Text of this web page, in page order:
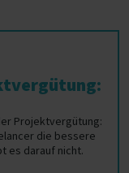
Projektvergütung:
die bessere
es darauf nicht.